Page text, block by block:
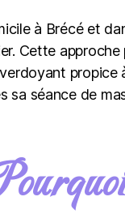
à Brécé et
Cette
verdoyant
sa séance de